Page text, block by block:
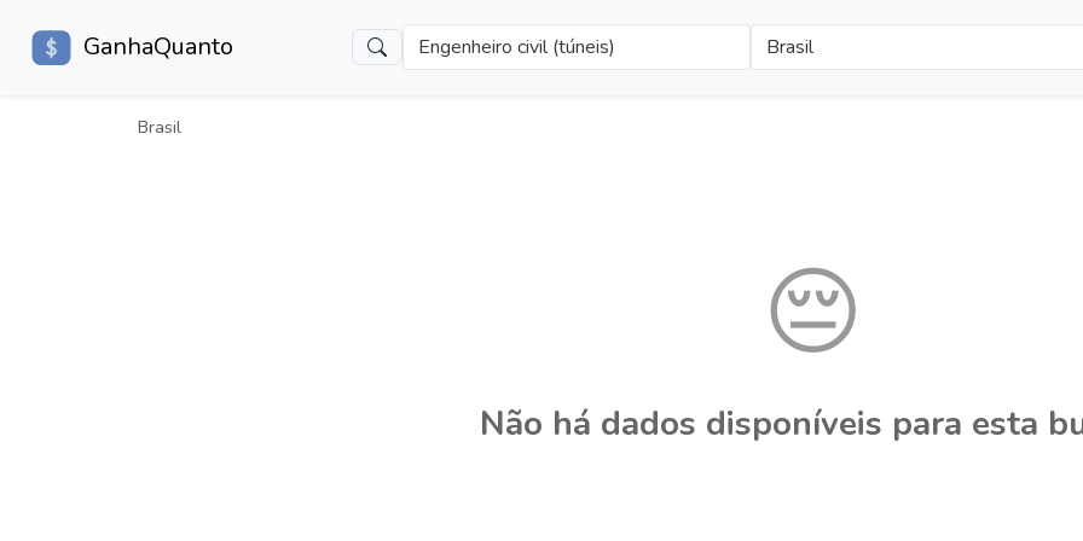
GanhaQuanto Engenheiro civil (túneis) Brasil
Brasil
😔
Não há dados disponíveis para esta